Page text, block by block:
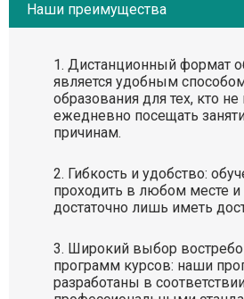
Наши преимущества
Дистанционный формат
является удобным
образования для тех, кто
ежедневно посещать
причинам.
Гибкость и удобство:
проходить в любом месте
достаточно лишь иметь
Широкий выбор
программ курсов: наши
разработаны в